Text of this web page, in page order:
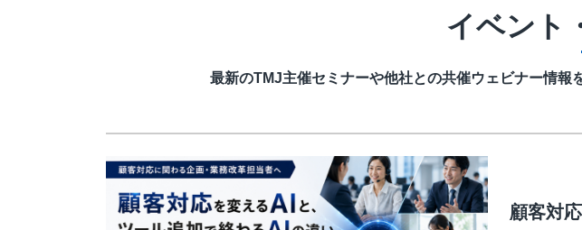
事務業務デジタル・自動化サービス
AI導入支援サービス
顧客満足度調査サービス
カスタマーケア
テクニカルサポート
モビリティ（MaaS）
チャットサポート
チャットボット
AI音声自動応答サービ
イベント
最新のTMJ主催セミナーや他社との共催ウェビナー情報
顧客対